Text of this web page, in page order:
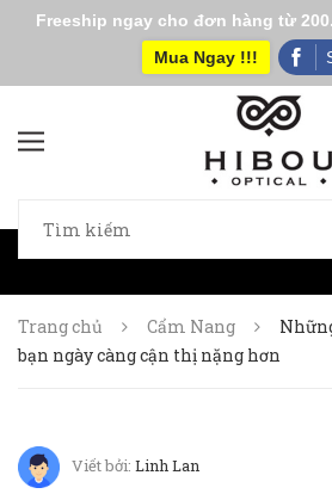
Trang chủ Cẩm Nang
bạn ngày càng cận thị nặng hơn
Viết bởi: Linh Lan
Freeship ngay cho đơn hàng từ
Mua Ngay !!!